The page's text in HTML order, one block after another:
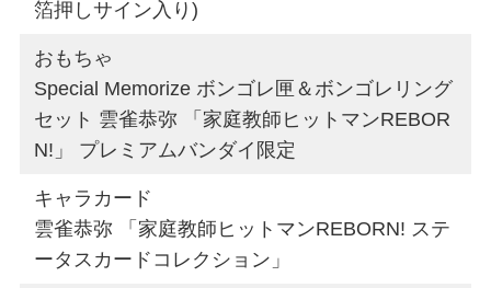
箔押しサイン入り)
おもちゃ
Special Memorize ボンゴレ匣＆ボンゴレリング
セット 雲雀恭弥 「家庭教師ヒットマンREBOR
N!」 プレミアムバンダイ限定
キャラカード
雲雀恭弥 「家庭教師ヒットマンREBORN! ステ
ータスカードコレクション」